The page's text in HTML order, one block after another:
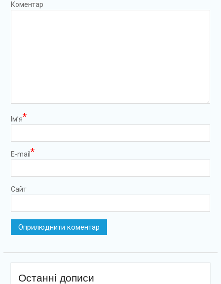
Коментар
Ім’я*
E-mail *
Сайт
Останні дописи